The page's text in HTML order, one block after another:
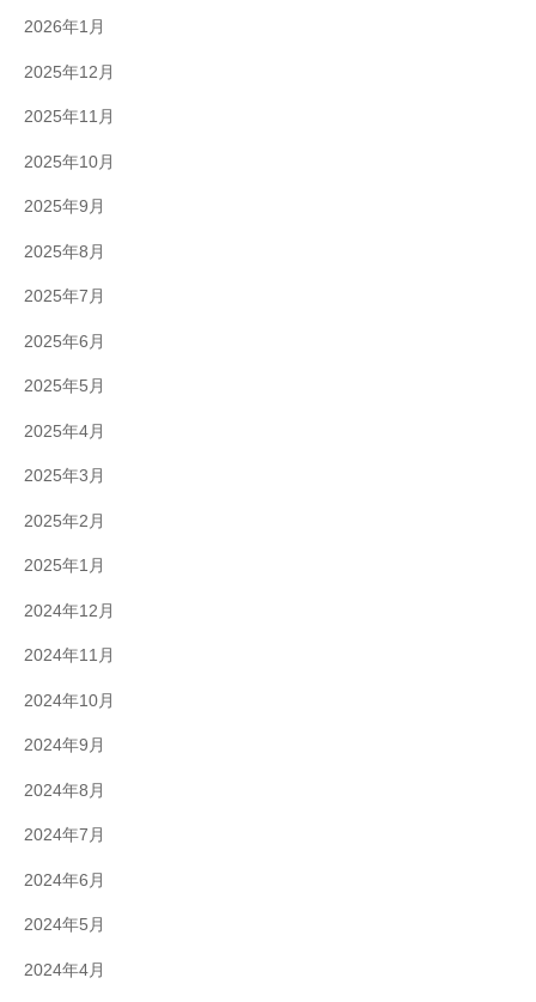
2026年1月
2025年12月
2025年11月
2025年10月
2025年9月
2025年8月
2025年7月
2025年6月
2025年5月
2025年4月
2025年3月
2025年2月
2025年1月
2024年12月
2024年11月
2024年10月
2024年9月
2024年8月
2024年7月
2024年6月
2024年5月
2024年4月